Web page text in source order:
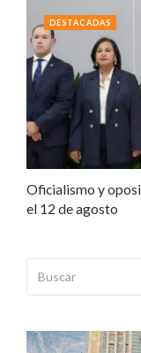
Oficialismo y
el 12 de agosto
DESTACADAS